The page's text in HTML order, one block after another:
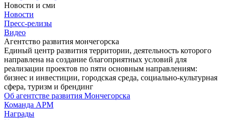
Новости и сми
Новости
Пресс-релизы
Видео
Агентство развития мончегорска
Единый центр развития территории, деятельность которого
направлена на создание благоприятных условий для
реализации проектов по пяти основным направлениям:
бизнес и инвестиции, городская среда, социально-культурная
сфера, туризм и брендинг
Об агентстве развития Мончегорска
Команда АРМ
Награды